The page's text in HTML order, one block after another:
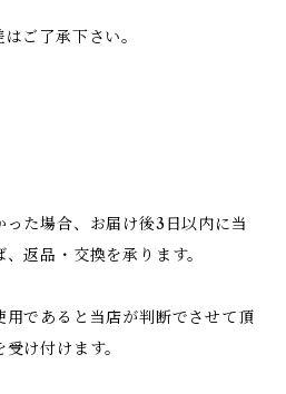
ご了承下さい。
た場合、お届け後3日以内に当
返品・交換を承ります。
であると当店が判断でさせて頂
け付けます。